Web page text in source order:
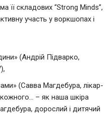
її складових “Strong Minds”,
участь у воркшопах і
(Андрій Підварко,
(Савва Магдебура, лікар-
– як наша шкіра
дорослий і дитячий